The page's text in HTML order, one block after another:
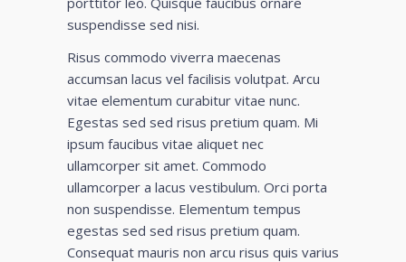
suspendisse sed nisi.
Risus commodo viverra maecenas
accumsan lacus vel facilisis volutpat. Arcu
vitae elementum curabitur vitae nunc.
Egestas sed sed risus pretium quam. Mi
ipsum faucibus vitae aliquet nec
ullamcorper sit amet. Commodo
ullamcorper a lacus vestibulum. Orci porta
non suspendisse. Elementum tempus
egestas sed sed risus pretium quam.
Consequat mauris non arcu risus quis varius